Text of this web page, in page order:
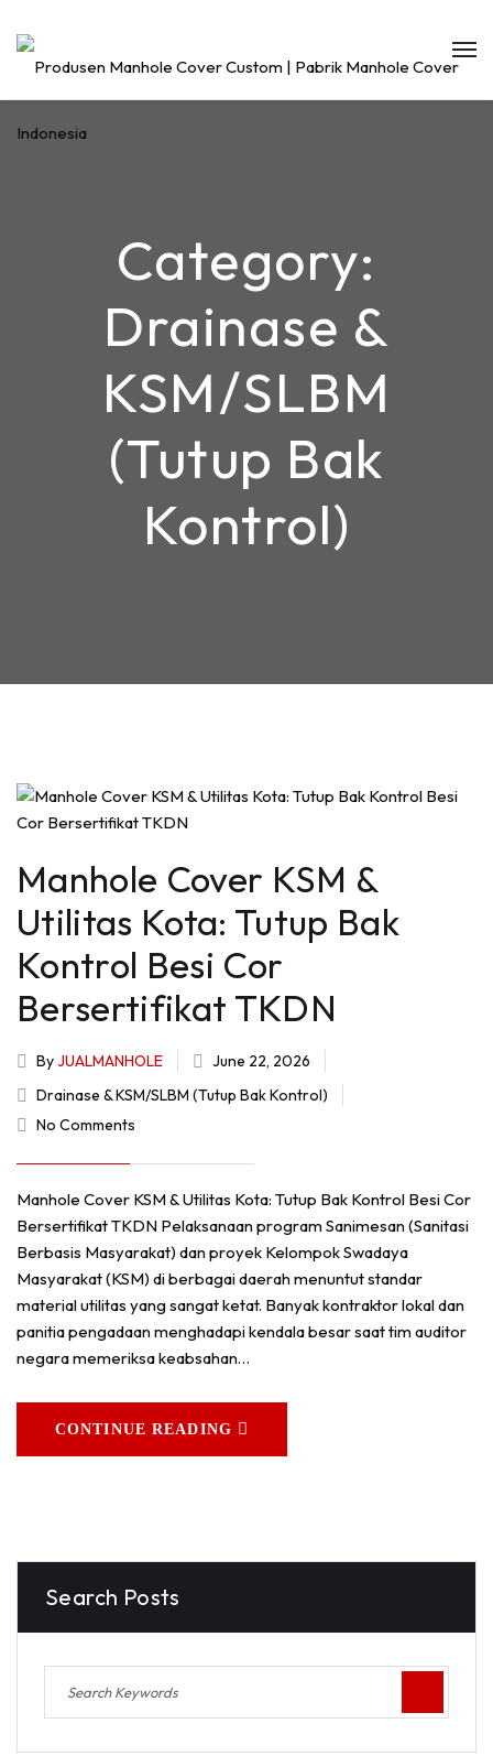
Category:
Drainase &
KSM/SLBM
(Tutup Bak
Kontrol)
Manhole Cover KSM &
Utilitas Kota: Tutup Bak
Kontrol Besi Cor
Bersertifikat TKDN
ByJUALMANHOLE
June 22, 2026
Drainase & KSM/SLBM (Tutup Bak Kontrol)
No Comments
Manhole Cover KSM & Utilitas Kota: Tutup Bak Kontrol Besi Cor
Bersertifikat TKDN Pelaksanaan program Sanimesan (Sanitasi
Berbasis Masyarakat) dan proyek Kelompok Swadaya
Masyarakat (KSM) di berbagai daerah menuntut standar
material utilitas yang sangat ketat. Banyak kontraktor lokal dan
panitia pengadaan menghadapi kendala besar saat tim auditor
negara memeriksa keabsahan…
CONTINUE READING
Search Posts